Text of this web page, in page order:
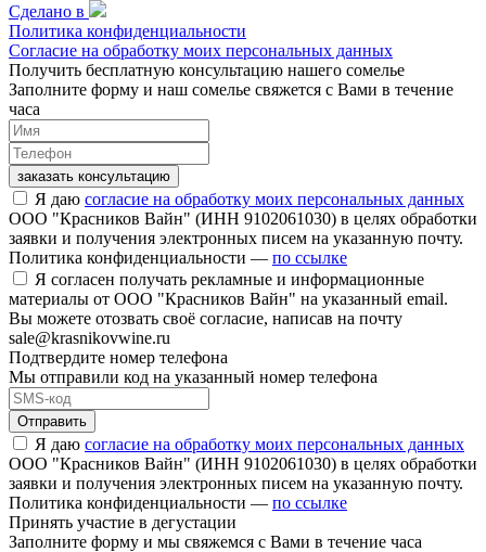
Сделано в
Политика конфиденциальности
Согласие на обработку моих персональных данных
Получить бесплатную консультацию нашего сомелье
Заполните форму и наш сомелье свяжется с Вами в течение
часа
заказать консультацию
Я даю согласие на обработку моих персональных данных
ООО "Красников Вайн" (ИНН 9102061030) в целях обработки
заявки и получения электронных писем на указанную почту.
Политика конфиденциальности — по ссылке
Я согласен получать рекламные и информационные
материалы от ООО "Красников Вайн" на указанный email.
Вы можете отозвать своё согласие, написав на почту
sale@krasnikovwine.ru
Подтвердите номер телефона
Мы отправили код на указанный номер телефона
Отправить
Я даю согласие на обработку моих персональных данных
ООО "Красников Вайн" (ИНН 9102061030) в целях обработки
заявки и получения электронных писем на указанную почту.
Политика конфиденциальности — по ссылке
Принять участие в дегустации
Заполните форму и мы свяжемся с Вами в течение часа